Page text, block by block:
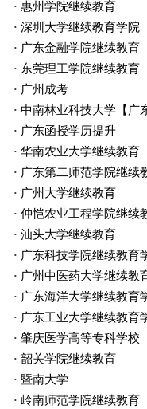
· 惠州学院继续教育
· 深圳大学继续教育学院
· 广东金融学院继续教育
· 东莞理工学院继续教育
· 广州成考
· 中南林业科技大学【广
· 广东函授学历提升
· 华南农业大学继续教育
· 广东第二师范学院继续
· 广州大学继续教育
· 仲恺农业工程学院继续
· 汕头大学继续教育
· 广东科技学院继续教育
· 广州中医药大学继续教
· 广东海洋大学继续教育
· 广东工业大学继续教育
· 肇庆医学高等专科学校
· 韶关学院继续教育
· 暨南大学
· 岭南师范学院继续教育